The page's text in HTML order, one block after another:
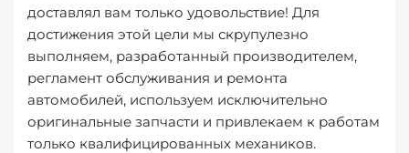
доставлял вам только удовольствие! Для
достижения этой цели мы скрупулезно
выполняем, разработанный производителем,
регламент обслуживания и ремонта
автомобилей, используем исключительно
оригинальные запчасти и привлекаем к работам
только квалифицированных механиков.